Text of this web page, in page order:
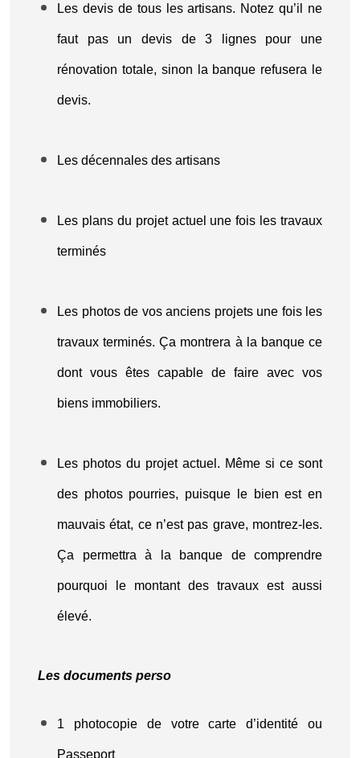
Les devis de tous les artisans. Notez qu’il ne
faut pas un devis de 3 lignes pour une
rénovation totale, sinon la banque refusera le
devis.
Les décennales des artisans
Les plans du projet actuel une fois les travaux
terminés
Les photos de vos anciens projets une fois les
travaux terminés. Ça montrera à la banque ce
dont vous êtes capable de faire avec vos
biens immobiliers.
Les photos du projet actuel. Même si ce sont
des photos pourries, puisque le bien est en
mauvais état, ce n’est pas grave, montrez-les.
Ça permettra à la banque de comprendre
pourquoi le montant des travaux est aussi
élevé.
Les documents perso
1 photocopie de votre carte d’identité ou
Passeport